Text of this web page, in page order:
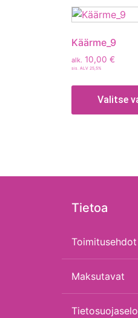
Käärme_9
alk. 10,00 €
sis. ALV 25,5%
Valitse
Tietoa
Toimitusehdot
Maksutavat